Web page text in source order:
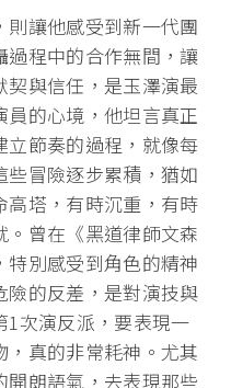
讓他感受到新一代團
過程中的合作無間，讓
與信任，是玉澤演最
的心境，他坦言真正
立節奏的過程，就像每
冒險逐步累積，猶如
塔，有時沉重，有時
曾在《黑道律師文森
別感受到角色的精神
險的反差，是對演技與
1次演反派，要表現一
真的非常耗神。尤其
朗語氣，去表現那些